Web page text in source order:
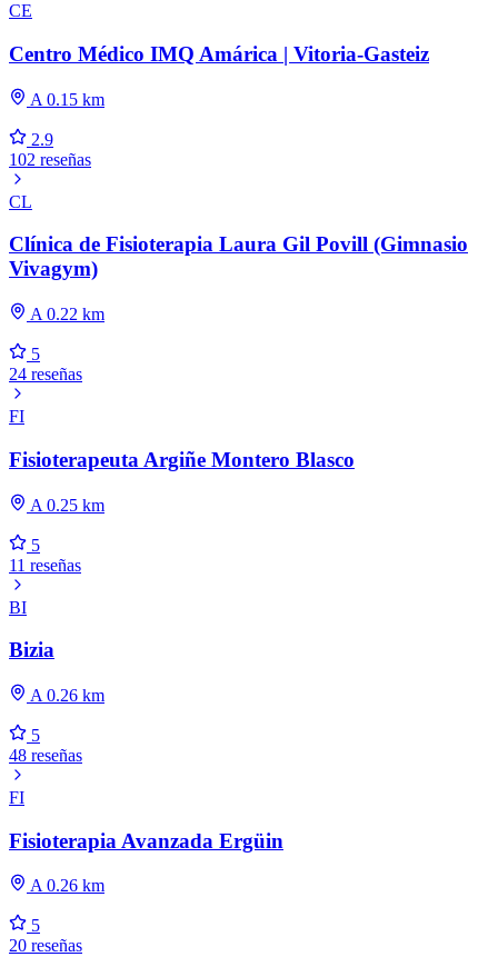
CE
Centro Médico IMQ Amárica | Vitoria-Gasteiz
A 0.15 km
2.9
102 reseñas
CL
Clínica de Fisioterapia Laura Gil Povill (Gimnasio
Vivagym)
A 0.22 km
5
24 reseñas
FI
Fisioterapeuta Argiñe Montero Blasco
A 0.25 km
5
11 reseñas
BI
Bizia
A 0.26 km
5
48 reseñas
FI
Fisioterapia Avanzada Ergüin
A 0.26 km
5
20 reseñas